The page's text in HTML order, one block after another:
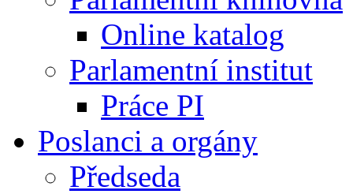
Online katalog
Parlamentní institut
Práce PI
Poslanci a orgány
Předseda